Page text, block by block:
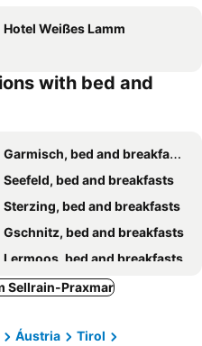
Hotel Weißes Lamm
with bed and
Garmisch, bed and breakfasts
Seefeld, bed and breakfasts
Sterzing, bed and breakfasts
Gschnitz, bed and breakfasts
Lermoos, bed and breakfasts
PERTISAU, bed and breakfasts
Reutte, bed and breakfasts
Sellrain-Praxmar
Áustria
Tirol